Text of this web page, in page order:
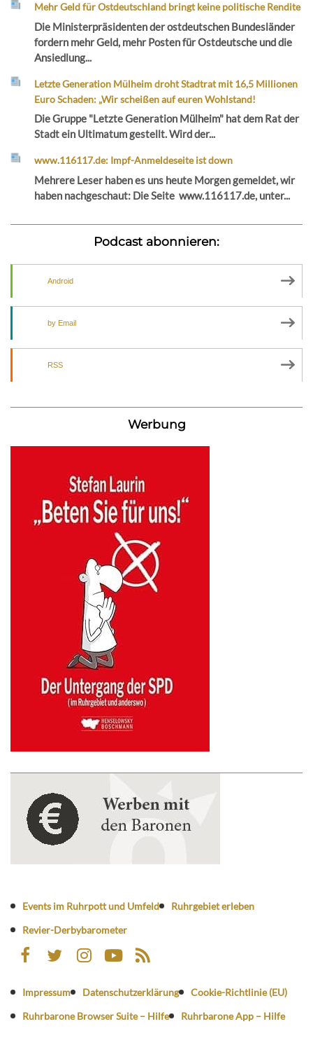
Mehr Geld für Ostdeutschland bringt keine politische Rendite
Die Ministerpräsidenten der ostdeutschen Bundesländer
fordern mehr Geld, mehr Posten für Ostdeutsche und die
Ansiedlung...
Letzte Generation Mülheim droht Stadtrat mit 16,5 Millionen
Euro Schaden: „Wir scheißen auf euren Wohlstand!
Die Gruppe "Letzte Generation Mülheim" hat dem Rat der
Stadt ein Ultimatum gestellt. Wird der...
www.116117.de: Impf-Anmeldeseite ist down
Mehrere Leser haben es uns heute Morgen gemeldet, wir
haben nachgeschaut: Die Seite www.116117.de, unter...
Podcast abonnieren:
Android
by Email
RSS
Werbung
Events im Ruhrpott und Umfeld
Ruhrgebiet erleben
Revier-Derbybarometer
Impressum Datenschutzerklärung
Cookie-Richtlinie (EU)
Ruhrbarone Browser Suite – Hilfe
Ruhrbarone App – Hilfe